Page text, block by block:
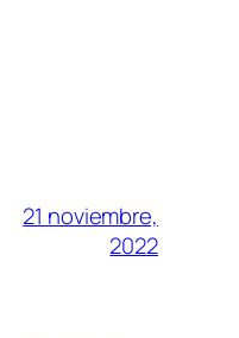
21 noviembre,
2022